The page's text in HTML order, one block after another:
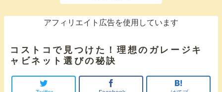
アフィリエイト広告を使用しています
コストコで見つけた！理想のガレージキ
ャビネット選びの秘訣